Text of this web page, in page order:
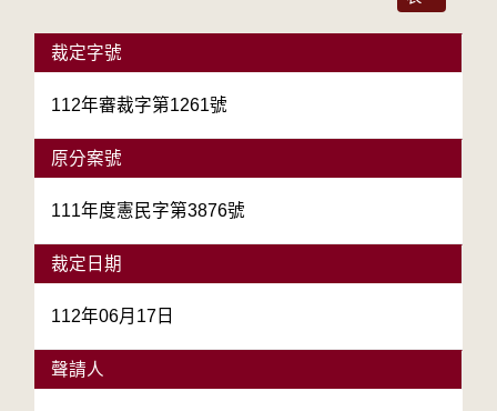
裁定字號
112年審裁字第1261號
原分案號
111年度憲民字第3876號
裁定日期
112年06月17日
聲請人